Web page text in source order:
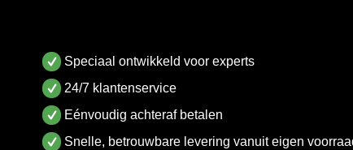
Speciaal ontwikkeld voor experts
24/7 klantenservice
Eénvoudig achteraf betalen
Snelle, betrouwbare levering vanuit eigen